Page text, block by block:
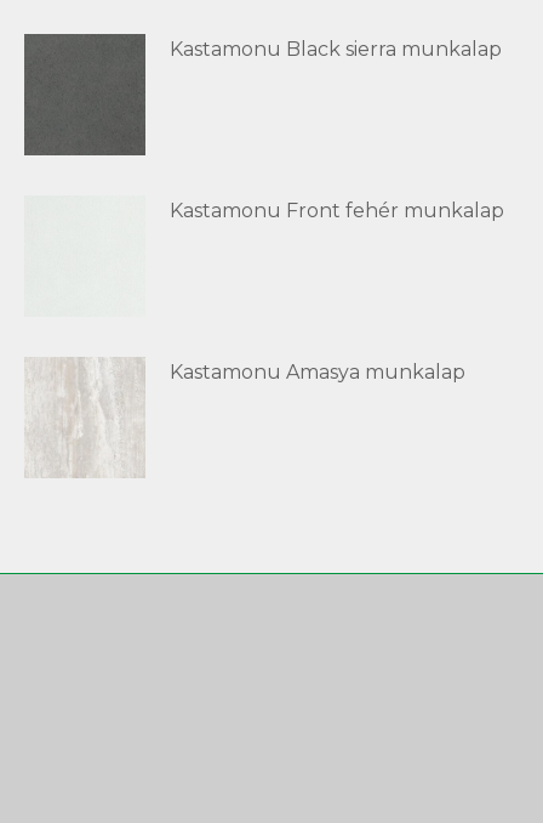
Kastamonu Black sierra munkalap
Kastamonu Front fehér munkalap
Kastamonu Amasya munkalap